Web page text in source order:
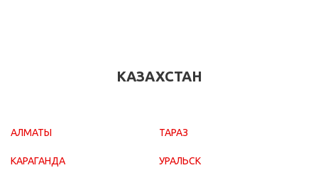
КАЗАХСТАН
АЛМАТЫ
КАРАГАНДА
ТАРАЗ
УРАЛЬСК